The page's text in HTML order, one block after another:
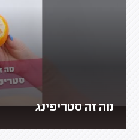
מה זה סטריפינג